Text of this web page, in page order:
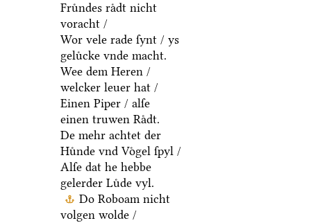
Fruͤndes raͤdt nicht
voracht /
Wor vele rade ſynt / ys
geluͤcke vnde macht.
Wee dem Heren /
welcker leuer hat /
Einen Piper / alſe
einen truwen Raͤdt.
De mehr achtet der
Huͤnde vnd Voͤgel ſpyl /
Alſe dat he hebbe
gelerder Luͤde vyl.
Do Roboam nicht
volgen wolde /